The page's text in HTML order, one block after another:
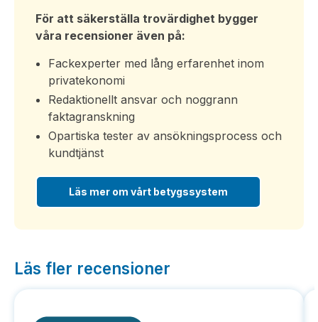
För att säkerställa trovärdighet bygger
våra recensioner även på:
Fackexperter med lång erfarenhet inom
privatekonomi
Redaktionellt ansvar och noggrann
faktagranskning
Opartiska tester av ansökningsprocess och
kundtjänst
Läs mer om vårt betygssystem
Läs fler recensioner